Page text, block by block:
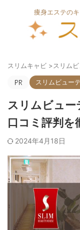
痩身エステの
スリムキャビ >スリム
スリムビュー
スリムビュー
口コミ評判を
2024年4月18日